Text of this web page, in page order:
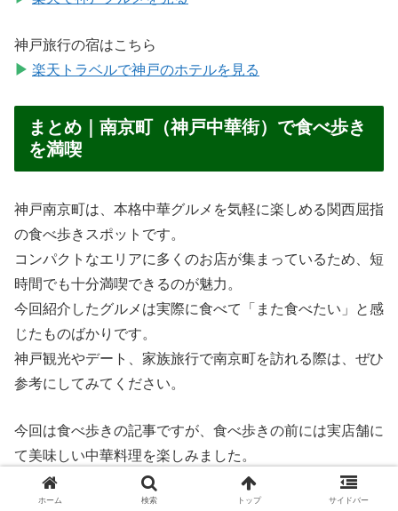
神戸旅行の宿はこちら
▶ 楽天トラベルで神戸のホテルを見る
まとめ｜南京町（神戸中華街）で食べ歩き
を満喫
神戸南京町は、本格中華グルメを気軽に楽しめる関西屈指
の食べ歩きスポットです。
コンパクトなエリアに多くのお店が集まっているため、短
時間でも十分満喫できるのが魅力。
今回紹介したグルメは実際に食べて「また食べたい」と感
じたものばかりです。
神戸観光やデート、家族旅行で南京町を訪れる際は、ぜひ
参考にしてみてください。
今回は食べ歩きの記事ですが、食べ歩きの前には実店舗に
て美味しい中華料理を楽しみました。
まずは、美味しいお店で本格中華料理を食べた後に「南京
町（神戸中華街）」を食べ歩きするのも良いですよ！
ホーム 検索 トップ サイドバー